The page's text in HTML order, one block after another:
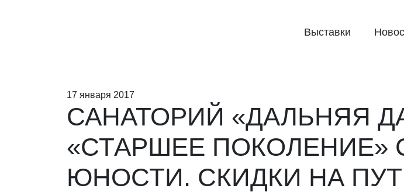
Выставки
17 января 2017
САНАТОРИЙ «ДАЛЬНЯЯ
«СТАРШЕЕ ПОКОЛЕНИЕ»
ЮНОСТИ. СКИДКИ НА